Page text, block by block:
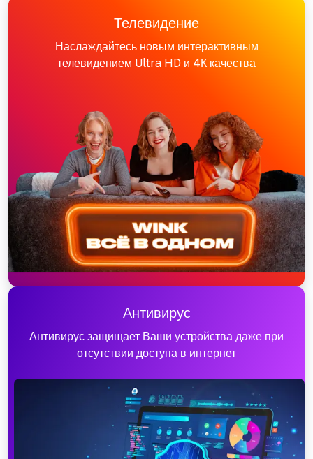
Телевидение
Наслаждайтесь новым интерактивным
телевидением Ultra HD и 4К качества
Антивирус
Антивирус защищает Ваши устройства даже при
отсутствии доступа в интернет